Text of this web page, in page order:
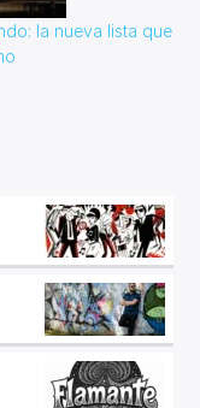
la nueva lista que